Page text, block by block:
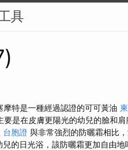
具
特是一種經過認證的可可黃油
要是在皮膚更陽光的幼兒的臉和肩
台胞證 與非常強烈的防曬霜相比
的日光浴，該防曬霜更加自由地